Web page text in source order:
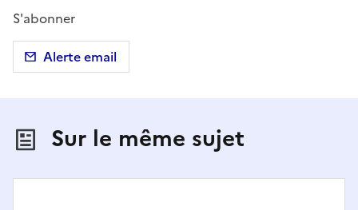
S'abonner
Alerte email
Sur le même sujet